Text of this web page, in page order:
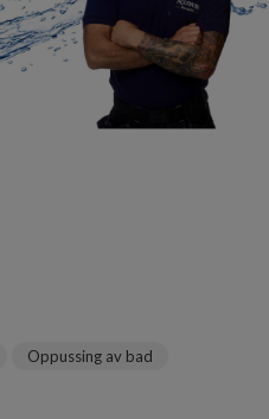
Oppussing av bad